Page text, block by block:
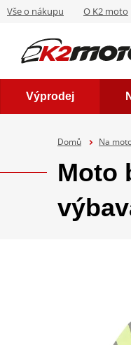
Vše o nákupu O K2 moto
Výprodej
Domů Na
Moto